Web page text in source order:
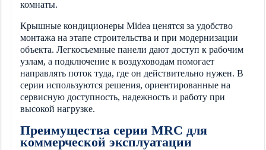
комнаты.
Крышные кондиционеры Midea ценятся за удобство
монтажа на этапе строительства и при модернизации
объекта. Легкосъемные панели дают доступ к рабочим
узлам, а подключение к воздуховодам помогает
направлять поток туда, где он действительно нужен. В
серии используются решения, ориентированные на
сервисную доступность, надежность и работу при
высокой нагрузке.
Преимущества серии MRC для
коммерческой эксплуатации